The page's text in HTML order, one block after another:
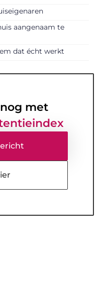
aangenaam te
dat écht werkt
met